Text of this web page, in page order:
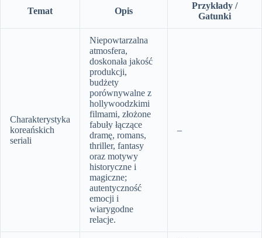
Temat Opis
Przykłady /
Gatunki
Charakterystyka
koreańskich
seriali
Niepowtarzalna
atmosfera,
doskonała jakość
produkcji,
budżety
porównywalne z
hollywoodzkimi
filmami, złożone
fabuły łączące
dramę, romans,
thriller, fantasy
oraz motywy
historyczne i
magiczne;
autentyczność
emocji i
wiarygodne
relacje.
–